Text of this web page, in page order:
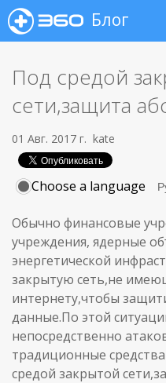
Блог
Под средой
сети,защита
01 Авг. 2017 г. kate
Choose a language
Обычно финансовые
учреждения, ядерные
энергетической
закрытую сеть,не
интернету,чтобы
данные.По этой
непосредственно
традиционные
средой закрытой